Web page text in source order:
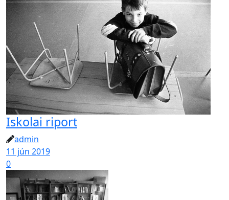
Iskolai riport
admin
11 jún 2019
0